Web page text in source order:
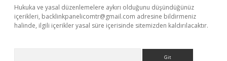
Hukuka ve yasal düzenlemelere aykırı olduğunu düşündüğünüz
içerikleri, backlinkpanelicomtr@gmail.com adresine bildirmeniz
halinde, ilgili içerikler yasal süre içerisinde sitemizden kaldırılacaktır.